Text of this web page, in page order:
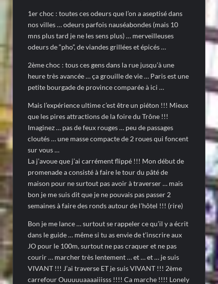
1er choc : toutes ces odeurs que l’on a aseptisé dans
nos villes … odeurs parfois nauséabondes (mais 10
mns plus tard je ne les sens plus) … merveilleuses
odeurs de “pho”, de viandes grillées et épicés …
2ème choc : tous ces gens dans la rue jusqu’à une
heure très avancée … ça grouille de vie … Paris est une
petite bourgade de province comparée à ici …
Mais l’expérience ultime c’est être un piéton !!! Mieux
que les pires attractions de la foire du Trône !!!
Imaginez … pas de feux rouges … peu de passages
cloutés … une masse compacte de 2 roues qui foncent
sur vous …
La j’avoue que j’ai carrément flippé !!! Mon début de
promenade a consisté à faire le tour du pâté de
maison pour ne surtout pas avoir à traverser … mais
bon je me suis dit que je ne pouvais pas passer 2
semaines à faire des ronds autour de l’hôtel !!! (rire)
Bon je me lance … surtout se rappeler ce qu’il y a écrit
dans le guide … même si tu as envie de t’inscrire aux
JO pour le 100m, surtout ne pas craquer et ne pas
courir … marcher très lentement … et … et … je suis
VIVANT !!! J’ai traverse ET je suis VIVANT !!! 2ème
carrefourOuuuuuaaaaiiisss !!!! Ca marche !!!! Lonely